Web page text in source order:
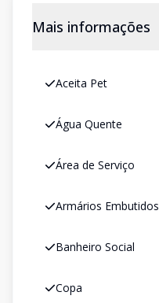
Mais informações
Aceita Pet
Água Quente
Área de Serviço
Armários Embutidos
Banheiro Social
Copa